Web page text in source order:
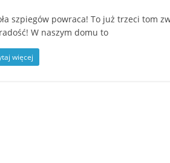
szpiegów powraca! To już trzeci tom
W naszym domu to
więcej